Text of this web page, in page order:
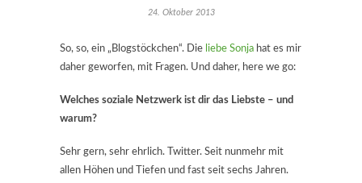
24. Oktober 2013
So, so, ein „Blogstöckchen“. Die liebe Sonja hat es mir
daher geworfen, mit Fragen. Und daher, here we go:
Welches soziale Netzwerk ist dir das Liebste – und
warum?
Sehr gern, sehr ehrlich. Twitter. Seit nunmehr mit
allen Höhen und Tiefen und fast seit sechs Jahren.